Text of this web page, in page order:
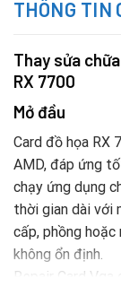
THÔNG TIN
Thay sửa
RX 7700
Mở đầu
Card đồ họa RX
AMD, đáp ứng
chạy ứng dụng
thời gian dài với
cấp, phồng
không ổn định.
Repair Card